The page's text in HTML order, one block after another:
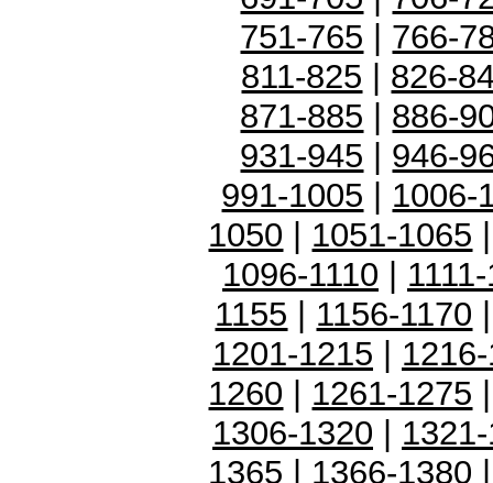
751-765 | 766-
811-825 | 826-
871-885 | 886-
931-945 | 946-
991-1005 | 1006-
1050 | 1051-1065
1096-1110 |
1155 | 1156-1170
1201-1215 |
1260 | 1261-1275
1306-1320 |
1365 | 1366-1380